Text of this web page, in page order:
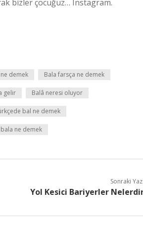
bizler çocuğuz… Instagram.
demek Bala farsça ne demek
gelir Balâ neresi oluyor
bal ne demek
ne demek
Sonraki
Yol Kesici Bariyerler